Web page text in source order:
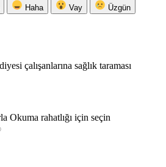
Haha Vay Üzgün
çalışanlarına sağlık taraması
Okuma rahatlığı için seçin